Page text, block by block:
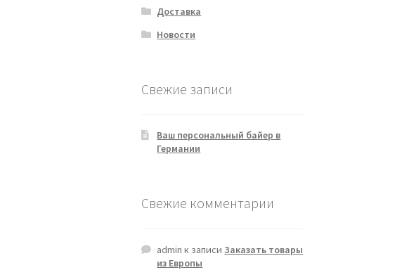
Доставка
Новости
Свежие записи
Ваш персональный байер в
Германии
Свежие комментарии
admin к записиЗаказать товары
из Европы